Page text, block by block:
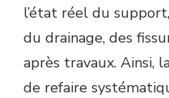
l’état réel du
du drainage, des
après travaux. Ainsi,
de refaire